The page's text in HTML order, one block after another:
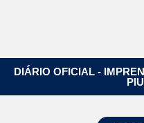
DIÁRIO OFICIAL -